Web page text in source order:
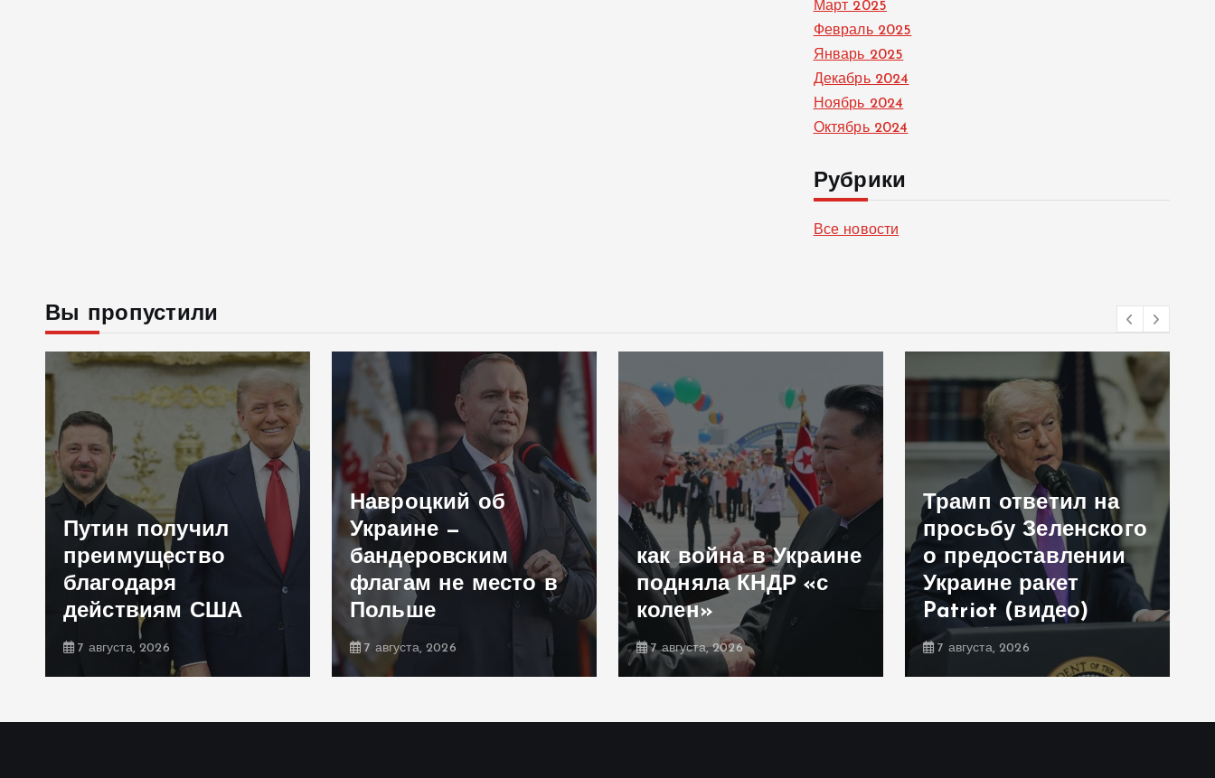
Март 2025
Февраль 2025
Январь 2025
Декабрь 2024
Ноябрь 2024
Октябрь 2024
Рубрики
Все новости
Вы пропустили
Путин получил
преимущество
благодаря
действиям США
7 августа, 2026
Навроцкий об
Украине —
бандеровским
флагам не место в
Польше
7 августа, 2026
как война в Украине
подняла КНДР «с
колен»
7 августа, 2026
Трамп ответил на
просьбу Зеленского
о предоставлении
Украине ракет
Patriot (видео)
7 августа, 2026